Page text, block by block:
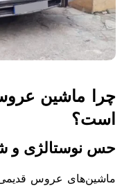
چرا ماشین
است؟
حس نوستالژی و
ماشین‌های عروس قدیمی